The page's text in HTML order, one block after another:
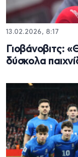
13.02.2026, 8:17
Γιοβάνοβιτς:
δύσκολα